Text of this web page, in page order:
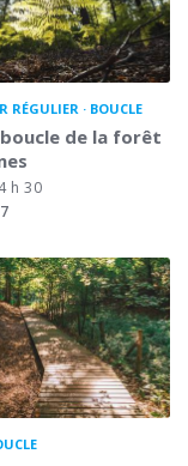
RÉGULIER BOUCLE
de la forêt
4 h 30
7